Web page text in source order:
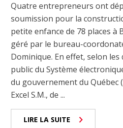
Quatre entrepreneurs ont
soumission pour la
petite enfance de 78 places à
géré par le bureau-
Dominique. En effet, selon les
public du Système
du gouvernement du Québec
Excel S.M., de ...
LIRE LA SUITE